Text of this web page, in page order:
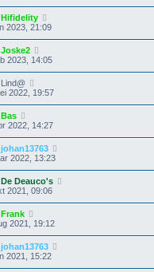
Hifidelity
2023, 21:09
Joske2
2023, 14:05
Lind@
2022, 19:57
Bas
2022, 14:27
johan13763
2022, 13:23
De Deauco's
2021, 09:06
Frank
2021, 19:12
johan13763
2021, 15:22